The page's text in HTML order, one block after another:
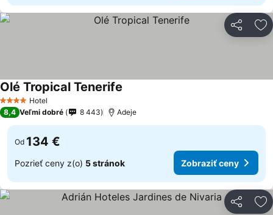
Zdieľať
4 Počet hviezdičiek
Hotel
Olé Tropical Tenerife
8,4 Veľmi dobré 8 443 Adeje
Od 134 €
Pozrieť ceny z(o) 5 stránok Zobraziť ceny
Zdieľať